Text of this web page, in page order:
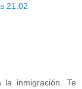
21:02
inmigración. Te